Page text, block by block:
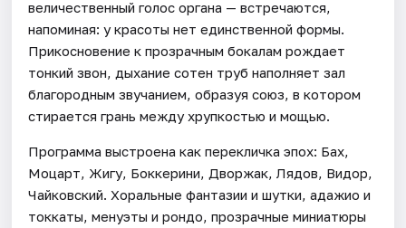
величественный голос органа — встречаются,
напоминая: у красоты нет единственной формы.
Прикосновение к прозрачным бокалам рождает
тонкий звон, дыхание сотен труб наполняет зал
благородным звучанием, образуя союз, в котором
стирается грань между хрупкостью и мощью.
Программа выстроена как перекличка эпох: Бах,
Моцарт, Жигу, Боккерини, Дворжак, Лядов, Видор,
Чайковский. Хоральные фантазии и шутки, адажио и
токкаты, менуэты и рондо, прозрачные миниатюры